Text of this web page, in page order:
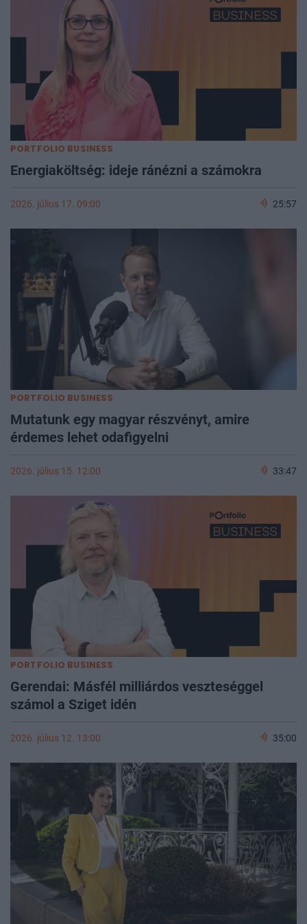
PORTFOLIO BUSINESS
Energiaköltség: ideje ránézni a számokra
2026. július 17. 09:00 25:57
PORTFOLIO BUSINESS
Mutatunk egy magyar részvényt, amire
érdemes lehet odafigyelni
2026. július 15. 12:00 33:47
PORTFOLIO BUSINESS
Gerendai: Másfél milliárdos veszteséggel
számol a Sziget idén
2026. július 12. 13:00 35:00